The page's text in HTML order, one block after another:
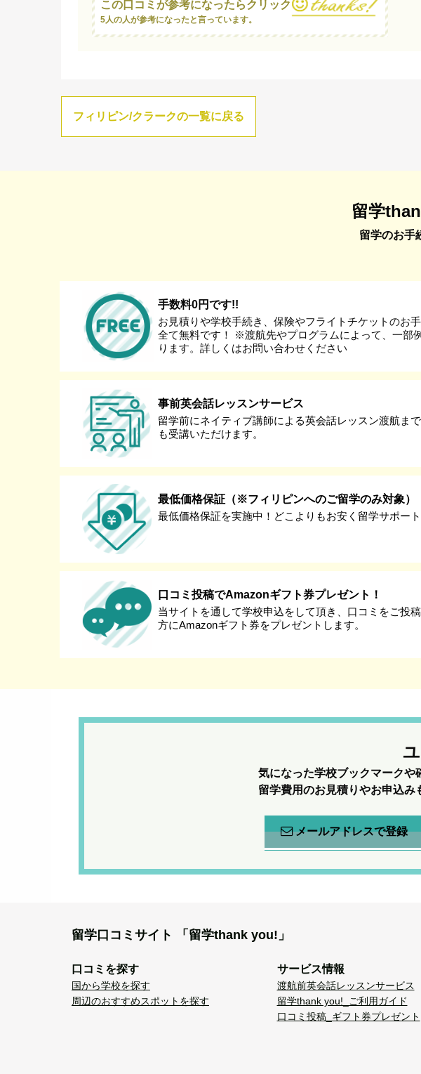
この口コミが参考になったらクリック
5人の人が参考になったと言っています。
フィリピン/クラークの一覧に戻る
留学
留学のお手
手数料0円です!!
お見積りや学校手続き、保険やフライトチケットのお
全て無料です！ ※渡航先やプログラムによって、一部
ります。詳しくはお問い合わせください
事前英会話レッスンサービス
留学前にネイティブ講師による英会話レッスン渡航ま
も受講いただけます。
最低価格保証（※フィリピンへのご留学のみ対象）
最低価格保証を実施中！どこよりもお安く留学サポート
口コミ投稿でAmazonギフト券プレゼント！
当サイトを通して学校申込をして頂き、口コミをご投
方にAmazonギフト券をプレゼントします。
気になった学校ブックマークや
留学費用のお見積りやお申込み
メールアドレスで登録
留学口コミサイト 「留学thank you!」
口コミを探す
国から学校を探す
周辺のおすすめスポットを探す
サービス情報
渡航前英会話レッスンサービス
留学thank you!_ご利用ガイド
口コミ投稿_ギフト券プレゼント